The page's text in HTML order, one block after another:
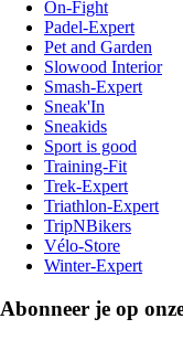
On-Fight
Padel-Expert
Pet and Garden
Slowood Interior
Smash-Expert
Sneak'In
Sneakids
Sport is good
Training-Fit
Trek-Expert
Triathlon-Expert
TripNBikers
Vélo-Store
Winter-Expert
Abonneer je op